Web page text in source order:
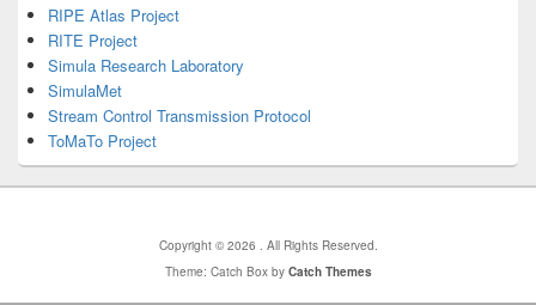
RIPE Atlas Project
RITE Project
Simula Research Laboratory
SimulaMet
Stream Control Transmission Protocol
ToMaTo Project
Copyright © 2026 . All Rights Reserved.
Theme: Catch Box by Catch Themes